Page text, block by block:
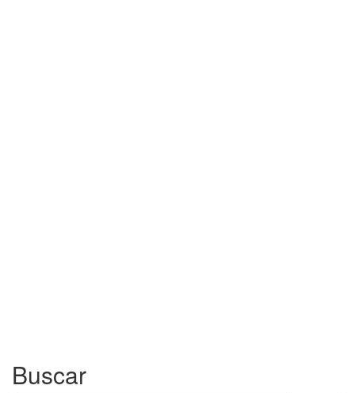
Buscar